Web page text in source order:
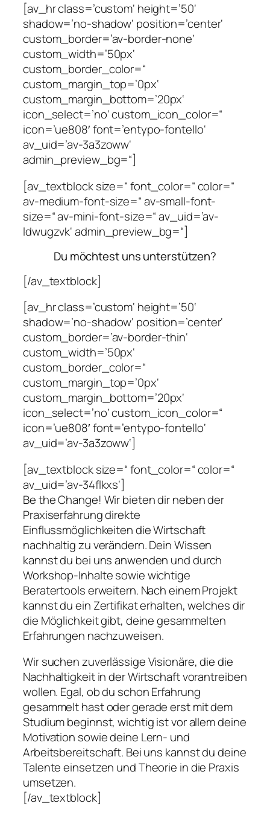
[av_hr class=’custom‘ height=’50‘
shadow=’no-shadow‘ position=’center‘
custom_border=’av-border-none‘
custom_width=’50px‘
custom_border_color=“
custom_margin_top=’0px‘
custom_margin_bottom=’20px‘
icon_select=’no‘ custom_icon_color=“
icon=’ue808′ font=’entypo-fontello‘
av_uid=’av-3a3zoww‘
admin_preview_bg=“]
[av_textblock size=“ font_color=“ color=“
av-medium-font-size=“ av-small-font-
size=“ av-mini-font-size=“ av_uid=’av-
ldwugzvk‘ admin_preview_bg=“]
Du möchtest uns unterstützen?
[/av_textblock]
[av_hr class=’custom‘ height=’50‘
shadow=’no-shadow‘ position=’center‘
custom_border=’av-border-thin‘
custom_width=’50px‘
custom_border_color=“
custom_margin_top=’0px‘
custom_margin_bottom=’20px‘
icon_select=’no‘ custom_icon_color=“
icon=’ue808′ font=’entypo-fontello‘
av_uid=’av-3a3zoww‘]
[av_textblock size=“ font_color=“ color=“
av_uid=’av-34flkxs‘]
Be the Change! Wir bieten dir neben der
Praxiserfahrung direkte
Einflussmöglichkeiten die Wirtschaft
nachhaltig zu verändern. Dein Wissen
kannst du bei uns anwenden und durch
Workshop-Inhalte sowie wichtige
Beratertools erweitern. Nach einem Projekt
kannst du ein Zertifikat erhalten, welches dir
die Möglichkeit gibt, deine gesammelten
Erfahrungen nachzuweisen.
Wir suchen zuverlässige Visionäre, die die
Nachhaltigkeit in der Wirtschaft vorantreiben
wollen. Egal, ob du schon Erfahrung
gesammelt hast oder gerade erst mit dem
Studium beginnst, wichtig ist vor allem deine
Motivation sowie deine Lern- und
Arbeitsbereitschaft. Bei uns kannst du deine
Talente einsetzen und Theorie in die Praxis
umsetzen.
[/av_textblock]